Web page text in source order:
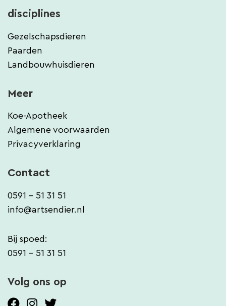
disciplines
Gezelschapsdieren
Paarden
Landbouwhuisdieren
Meer
Koe-Apotheek
Algemene voorwaarden
Privacyverklaring
Contact
0591 - 51 31 51
info@artsendier.nl
Bij spoed:
0591 - 51 31 51
Volg ons op